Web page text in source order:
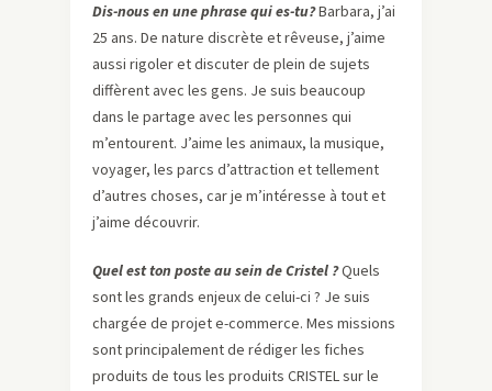
Dis-nous en une phrase qui es-tu?Barbara, j’ai
25 ans. De nature discrète et rêveuse, j’aime
aussi rigoler et discuter de plein de sujets
diffèrent avec les gens. Je suis beaucoup
dans le partage avec les personnes qui
m’entourent. J’aime les animaux, la musique,
voyager, les parcs d’attraction et tellement
d’autres choses, car je m’intéresse à tout et
j’aime découvrir.
Quel est ton poste au sein de Cristel ?Quels
sont les grands enjeux de celui-ci ? Je suis
chargée de projet e-commerce. Mes missions
sont principalement de rédiger les fiches
produits de tous les produits CRISTEL sur le